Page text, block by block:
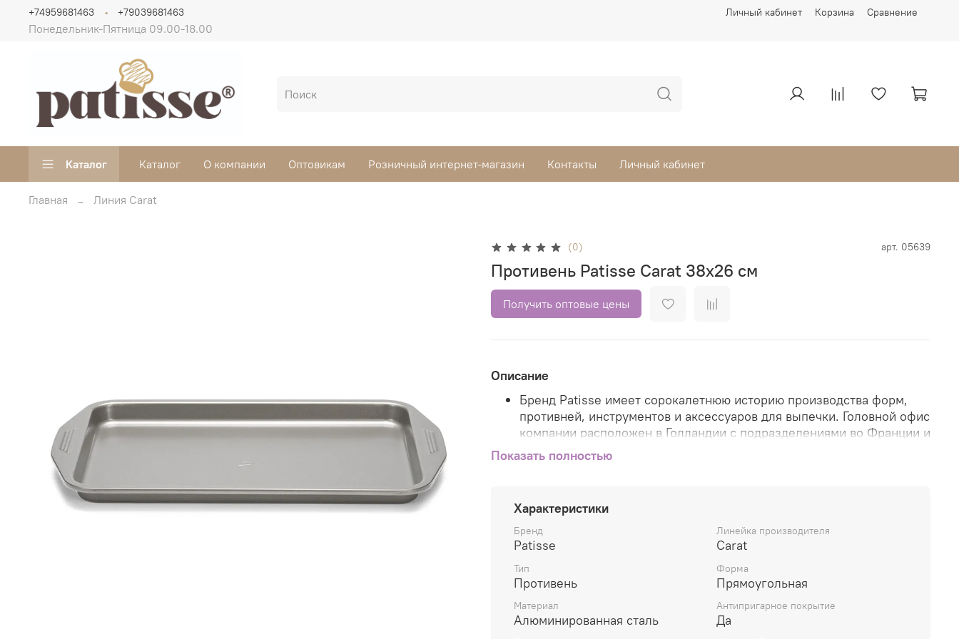
Личный кабинет Корзина Сравнение
Понедельник-Пятница 09.00-18.00
+74959681463 +79039681463
Каталог Каталог О компании Оптовикам Розничный интернет-магазин Контакты Личный кабинет
Главная Линия Carat
(0) арт. 05639
Противень Patisse Carat 38х26 см
Получить оптовые цены
Описание
Бренд Patisse имеет сорокалетнюю историю производства форм,
противней, инструментов и аксессуаров для выпечки. Головной офис
компании расположен в Голландии с подразделениями во Франции и
Весь ассортимент товаров производится на собственных заводах
Patisse в Европе, что позволяет осуществлять высокий контроль за
качеством продукции и соответствовать всем стандартам и нормам
Европейского союза.
Инновационные технологии производства делают инвентарь Patisse
максимально удобным и долговечным в использовании и
эксплуатации, что удовлетворит запросы, как профессиональных
Показать полностью
Характеристики
Бренд
Patisse
Линейка производителя
Carat
Тип
Противень
Форма
Прямоугольная
Материал
Алюминированная сталь
Антипригарное покрытие
Да